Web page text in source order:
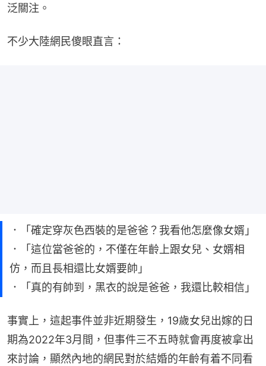
泛關注。
不少大陸網民傻眼直言：
．「確定穿灰色西裝的是爸爸？我看他怎麼像女婿」
．「這位當爸爸的，不僅在年齡上跟女兒、女婿相
仿，而且長相還比女婿要帥」
．「真的有帥到，黑衣的說是爸爸，我還比較相信」
事實上，這起事件並非近期發生，19歲女兒出嫁的日
期為2022年3月間，但事件三不五時就會再度被拿出
來討論，顯然內地的網民對於結婚的年齡有着不同看